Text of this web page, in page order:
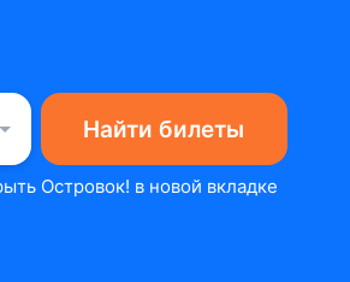
Найти билеты
Островок! в новой вкладке